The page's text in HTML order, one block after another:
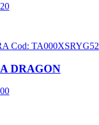
Cod: TA000XSRYG52
DRAGON